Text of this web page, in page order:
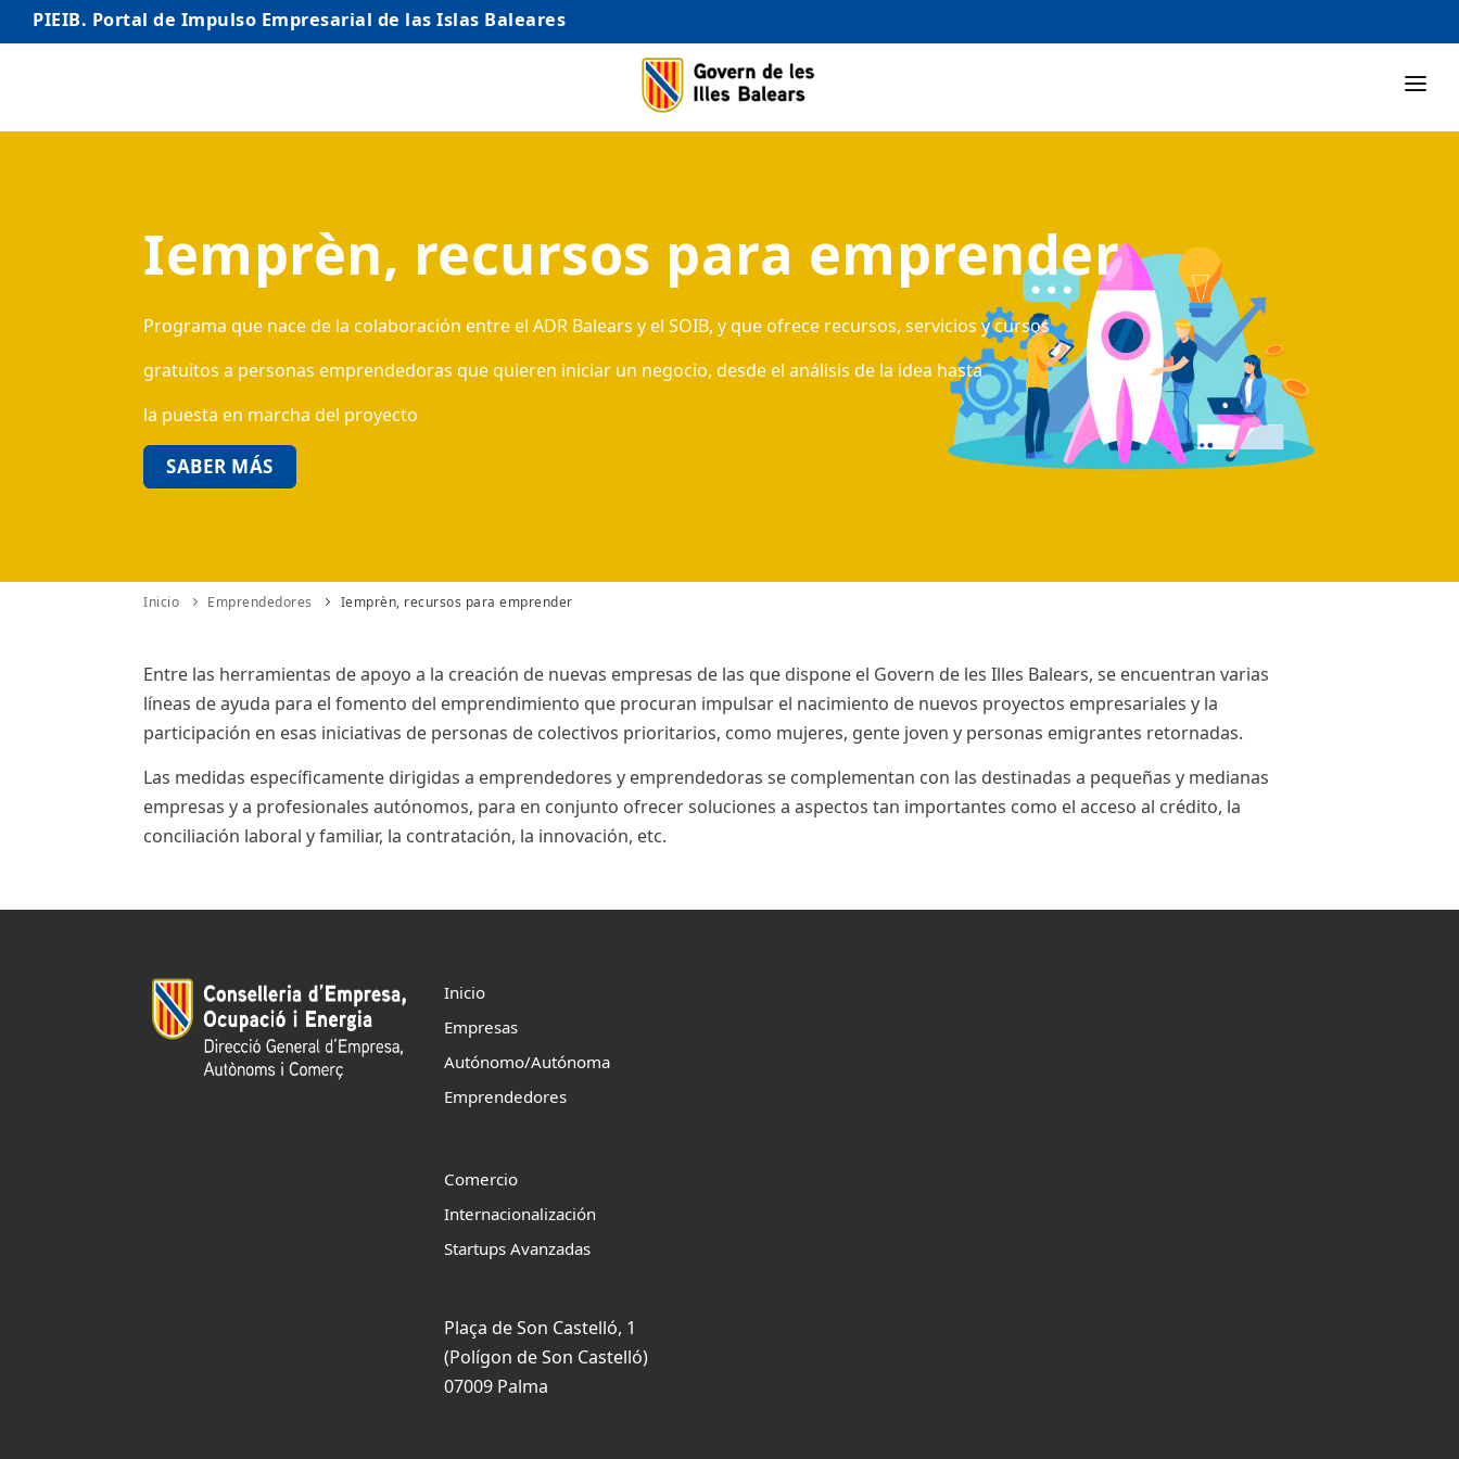
PIEIB. Portal de Impulso Empresarial de las Islas Baleares
INICIO
EMPRENDEDORES
INTERNACIONALIZACIÓN
STARTUPS AVANZADAS
Iemprèn, recursos para emprender
Programa que nace de la colaboración entre el ADR Balears y el SOIB, y que ofrece recursos, servicios y cursos
gratuitos a personas emprendedoras que quieren iniciar un negocio, desde el análisis de la idea hasta
la puesta en marcha del proyecto
SABER MÁS
Inicio Emprendedores Iemprèn, recursos para emprender
Entre las herramientas de apoyo a la creación de nuevas empresas de las que dispone el Govern de les Illes Balears, se encuentran varias
líneas de ayuda para el fomento del emprendimiento que procuran impulsar el nacimiento de nuevos proyectos empresariales y la
participación en esas iniciativas de personas de colectivos prioritarios, como mujeres, gente joven y personas emigrantes retornadas.
Las medidas específicamente dirigidas a emprendedores y emprendedoras se complementan con las destinadas a pequeñas y medianas
empresas y a profesionales autónomos, para en conjunto ofrecer soluciones a aspectos tan importantes como el acceso al crédito, la
conciliación laboral y familiar, la contratación, la innovación, etc.
Inicio
Empresas
Autónomo/Autónoma
Emprendedores
Comercio
Internacionalización
Startups Avanzadas
Plaça de Son Castelló, 1
(Polígon de Son Castelló)
07009 Palma